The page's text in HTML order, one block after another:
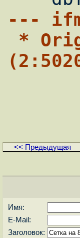
---
<< Предыдущая
Имя:
E-Mail:
Заголовок: